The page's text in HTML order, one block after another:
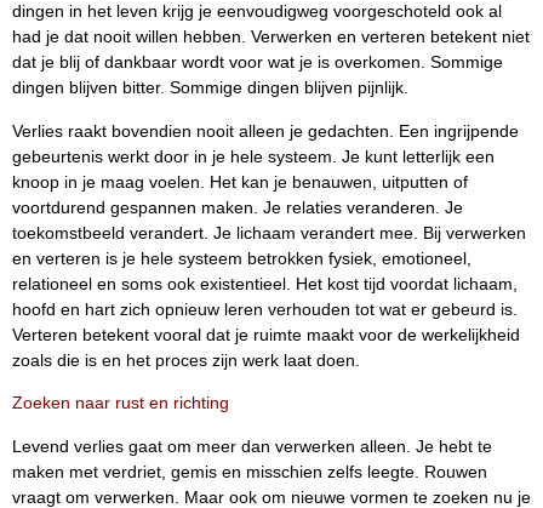
dingen in het leven krijg je eenvoudigweg voorgeschoteld ook al
had je dat nooit willen hebben. Verwerken en verteren betekent niet
dat je blij of dankbaar wordt voor wat je is overkomen. Sommige
dingen blijven bitter. Sommige dingen blijven pijnlijk.
Verlies raakt bovendien nooit alleen je gedachten. Een ingrijpende
gebeurtenis werkt door in je hele systeem. Je kunt letterlijk een
knoop in je maag voelen. Het kan je benauwen, uitputten of
voortdurend gespannen maken. Je relaties veranderen. Je
toekomstbeeld verandert. Je lichaam verandert mee. Bij verwerken
en verteren is je hele systeem betrokken fysiek, emotioneel,
relationeel en soms ook existentieel. Het kost tijd voordat lichaam,
hoofd en hart zich opnieuw leren verhouden tot wat er gebeurd is.
Verteren betekent vooral dat je ruimte maakt voor de werkelijkheid
zoals die is en het proces zijn werk laat doen.
Zoeken naar rust en richting
Levend verlies gaat om meer dan verwerken alleen. Je hebt te
maken met verdriet, gemis en misschien zelfs leegte. Rouwen
vraagt om verwerken. Maar ook om nieuwe vormen te zoeken nu je